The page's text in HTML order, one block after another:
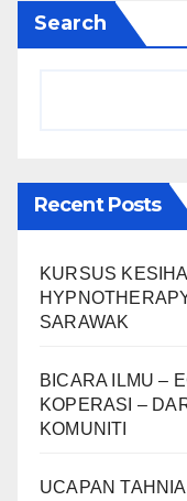
Search
Recent Posts
KURSUS
SARAWAK
BICARA ILMU –
KOPERASI –
KOMUNITI
UCAPAN